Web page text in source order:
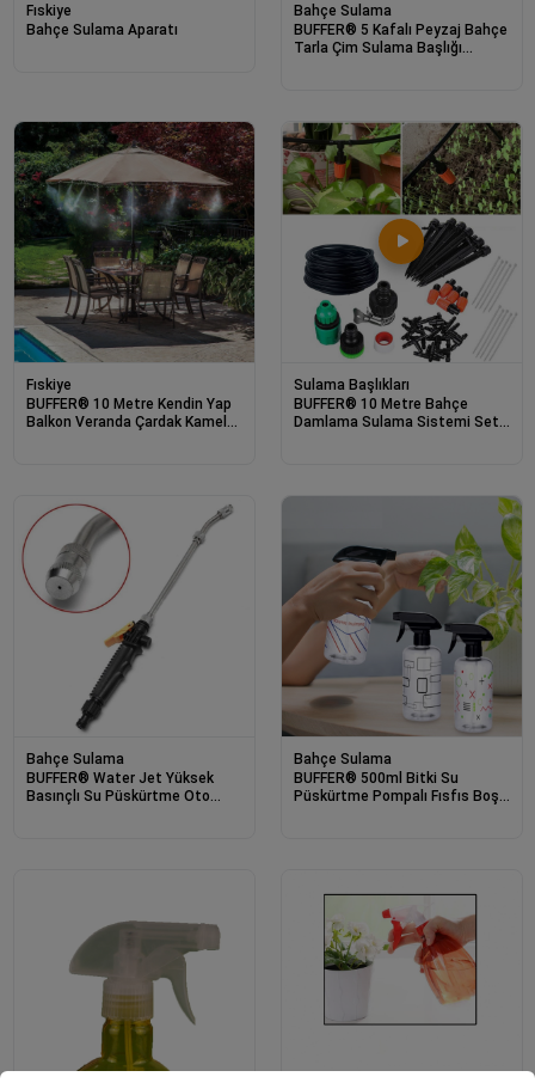
Fıskiye
Bahçe Sulama Aparatı
Bahçe Sulama
BUFFER® 5 Kafalı Peyzaj Bahçe
Tarla Çim Sulama Başlığı
Fıskiye
BUFFER® 10 Metre Kendin Yap
Balkon Veranda Çardak Kamelya
Sulama Başlıkları
BUFFER® 10 Metre Bahçe
Damlama Sulama Sistemi Seti
Bahçe Sulama
BUFFER® Water Jet Yüksek
Basınçlı Su Püskürtme Oto
Bahçe Sulama
BUFFER® 500ml Bitki Su
Püskürtme Pompalı Fısfıs Boş